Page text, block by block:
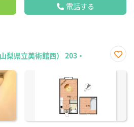
電話する
梨県立美術館西） 203・
に入